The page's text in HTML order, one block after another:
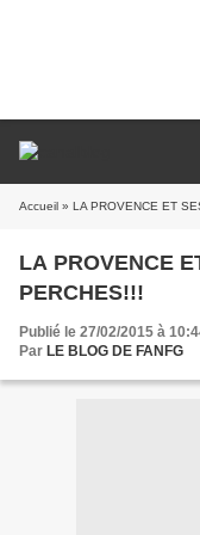
Accueil » LA PROVENCE ET
LA PROVENCE
PERCHES!!!
Publié le 27/02/2015 à
Par LE BLOG DE FANFG